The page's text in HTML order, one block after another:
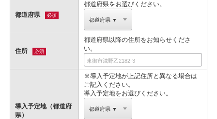
都道府県 必須
都道府県をお選びください。
住所 必須
都道府県以降の住所をお知らせくださ
い。
導入予定地（都道府
県）
※導入予定地が上記住所と異なる場合は
ご記入ください。
導入予定地をお選びください。